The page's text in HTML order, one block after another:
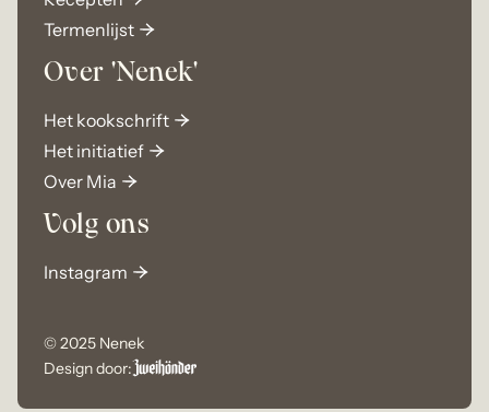
Termenlijst
Over 'Nenek'
Het kookschrift
Het initiatief
Over Mia
Volg ons
Instagram
© 2025 Nenek
Design door: